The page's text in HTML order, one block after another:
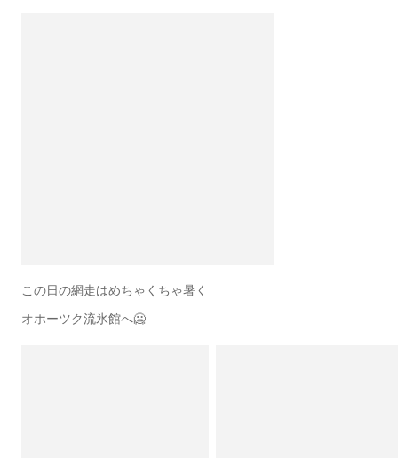
この日の網走はめちゃくちゃ暑く
オホーツク流氷館へ🥶